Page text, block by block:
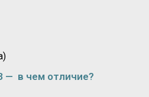
— в чем отличие?